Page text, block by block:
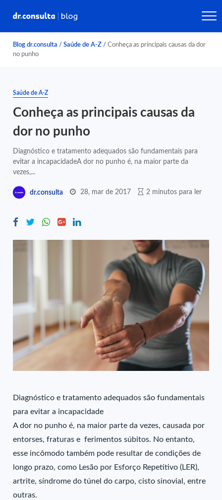
Blog dr.consulta / Saúde de A-Z / Conheça as principais causas da dor
no punho
Saúde de A-Z
Conheça as principais causas da
dor no punho
Diagnóstico e tratamento adequados são fundamentais para
evitar a incapacidadeA dor no punho é, na maior parte da
vezes,...
dr.consulta 28, mar de 2017 2 minutos para ler
Diagnóstico e tratamento adequados são fundamentais
para evitar a incapacidade
A dor no punho é, na maior parte da vezes, causada por
entorses, fraturas e ferimentos súbitos. No entanto,
esse incômodo também pode resultar de condições de
longo prazo, como Lesão por Esforço Repetitivo (LER),
artrite, síndrome do túnel do carpo, cisto sinovial, entre
outras.